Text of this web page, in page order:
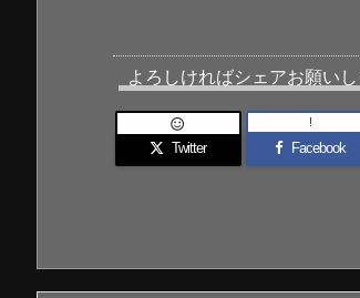
よろしければシェアお願い
Twitter

Facebook
!